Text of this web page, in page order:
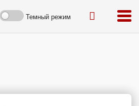
Темный режим